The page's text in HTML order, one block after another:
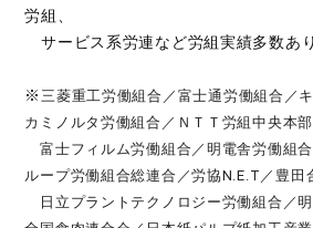
労組、
サービス系労連など労組実績多数あり
※三菱重工労働組合／富士通労働組合／
カミノルタ労働組合／ＮＴＴ労組中央本
富士フィルム労働組合／明電舎労働組
ループ労働組合総連合／労協N.E.T／豊田
日立プラントテクノロジー労働組合／